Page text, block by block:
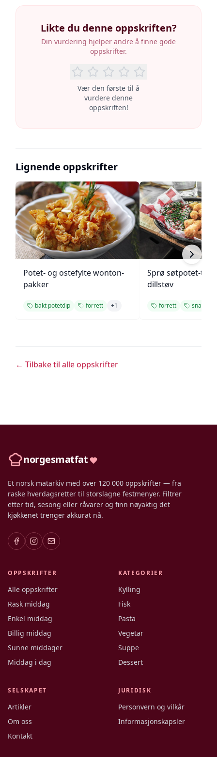
Likte du denne oppskriften?
Din vurdering hjelper andre å finne gode
oppskrifter.
Vær den første til å
vurdere denne
oppskriften!
Lignende oppskrifter
Potet- og ostefylte wonton-
pakker
bakt potetdip forrett +1
Sprø søtpotet-tots
dillstøv
forrett snacks
← Tilbake til alle oppskrifter
norgesmatfat
Et norsk matarkiv med over 120 000 oppskrifter — fra
raske hverdagsretter til storslagne festmenyer. Filtrer
etter tid, sesong eller råvarer og finn nøyaktig det
kjøkkenet trenger akkurat nå.
OPPSKRIFTER
Alle oppskrifter
Rask middag
Enkel middag
Billig middag
Sunne middager
Middag i dag
KATEGORIER
Kylling
Fisk
Pasta
Vegetar
Suppe
Dessert
SELSKAPET
Artikler
Om oss
Kontakt
JURIDISK
Personvern og vilkår
Informasjonskapsler